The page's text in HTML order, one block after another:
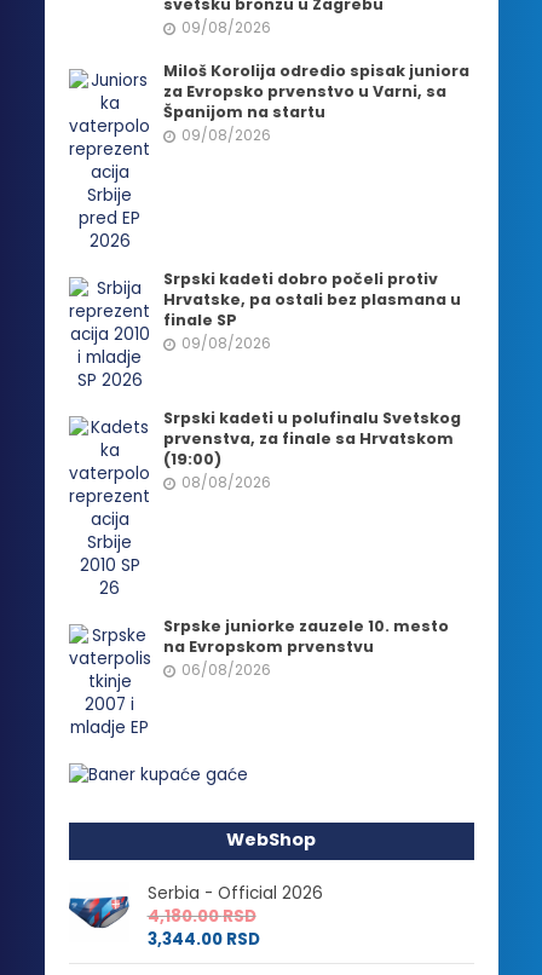
svetsku bronzu u Zagrebu
09/08/2026
Miloš Korolija odredio spisak juniora
za Evropsko prvenstvo u Varni, sa
Španijom na startu
09/08/2026
Srpski kadeti dobro počeli protiv
Hrvatske, pa ostali bez plasmana u
finale SP
09/08/2026
Srpski kadeti u polufinalu Svetskog
prvenstva, za finale sa Hrvatskom
(19:00)
08/08/2026
Srpske juniorke zauzele 10. mesto
na Evropskom prvenstvu
06/08/2026
WebShop
Serbia - Official 2026
4,180.00RSD
3,344.00 RSD